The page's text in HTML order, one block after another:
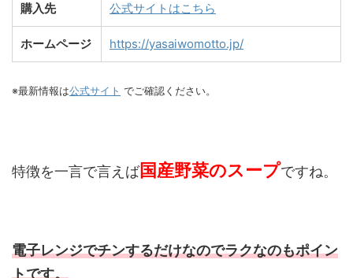
購入先 公式サイトはこちら
ホームページ https://yasaiwomotto.jp/
※最新情報は公式サイト でご確認ください。
特徴を一言で言えば国産野菜のスープですね。
電子レンジでチンするだけなのでラクなのもポイン
トです。